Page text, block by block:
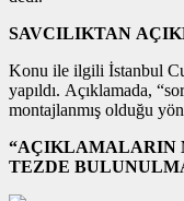
SAVCILIKTAN
Konu ile ilgili İstanbul
yapıldı. Açıklamada,
montajlanmış olduğu
“AÇIKLAMALARIN
TEZDE